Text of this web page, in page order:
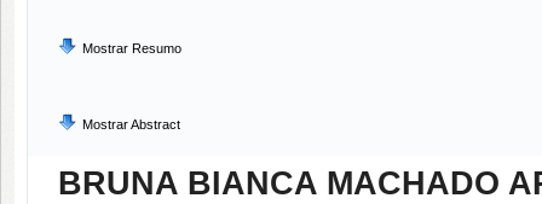
Mostrar Resumo
Mostrar Abstract
BRUNA BIANCA MACHADO